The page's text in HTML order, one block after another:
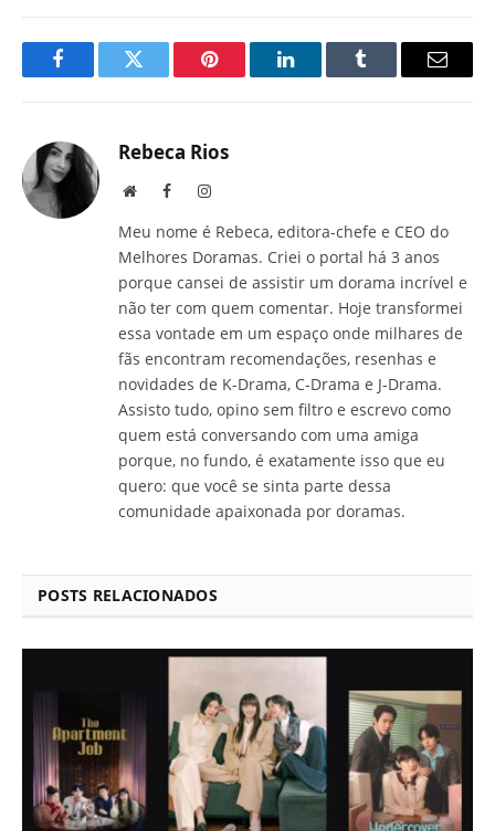
FacebookTwitter Pinterest LinkedInTumblr
E-
Rebeca Rios
Site FacebookInstagram
Meu nome é Rebeca, editora-chefe e CEO do
Melhores Doramas. Criei o portal há 3 anos
porque cansei de assistir um dorama incrível e
não ter com quem comentar. Hoje transformei
essa vontade em um espaço onde milhares de
fãs encontram recomendações, resenhas e
novidades de K-Drama, C-Drama e J-Drama.
Assisto tudo, opino sem filtro e escrevo como
quem está conversando com uma amiga
porque, no fundo, é exatamente isso que eu
quero: que você se sinta parte dessa
comunidade apaixonada por doramas.
POSTS RELACIONADOS